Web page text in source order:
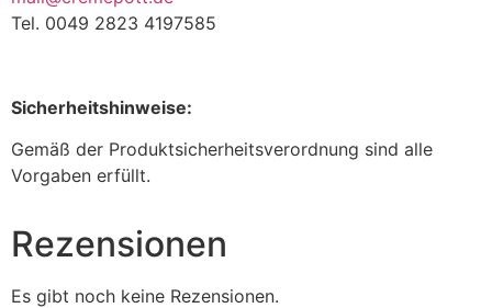
Tel. 0049 2823 4197585
Sicherheitshinweise:
Gemäß der Produktsicherheitsverordnung sind alle
Vorgaben erfüllt.
Rezensionen
Es gibt noch keine Rezensionen.